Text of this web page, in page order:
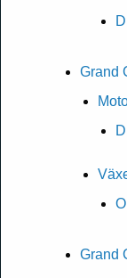
Grand
Grand